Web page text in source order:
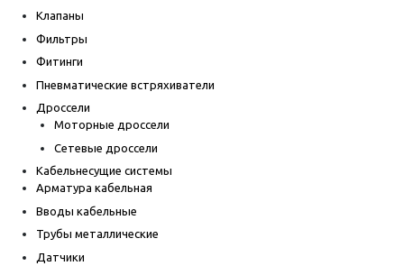
Клапаны
Фильтры
Фитинги
Пневматические встряхиватели
Дроссели
Моторные дроссели
Сетевые дроссели
Кабельнесущие системы
Арматура кабельная
Вводы кабельные
Трубы металлические
Датчики